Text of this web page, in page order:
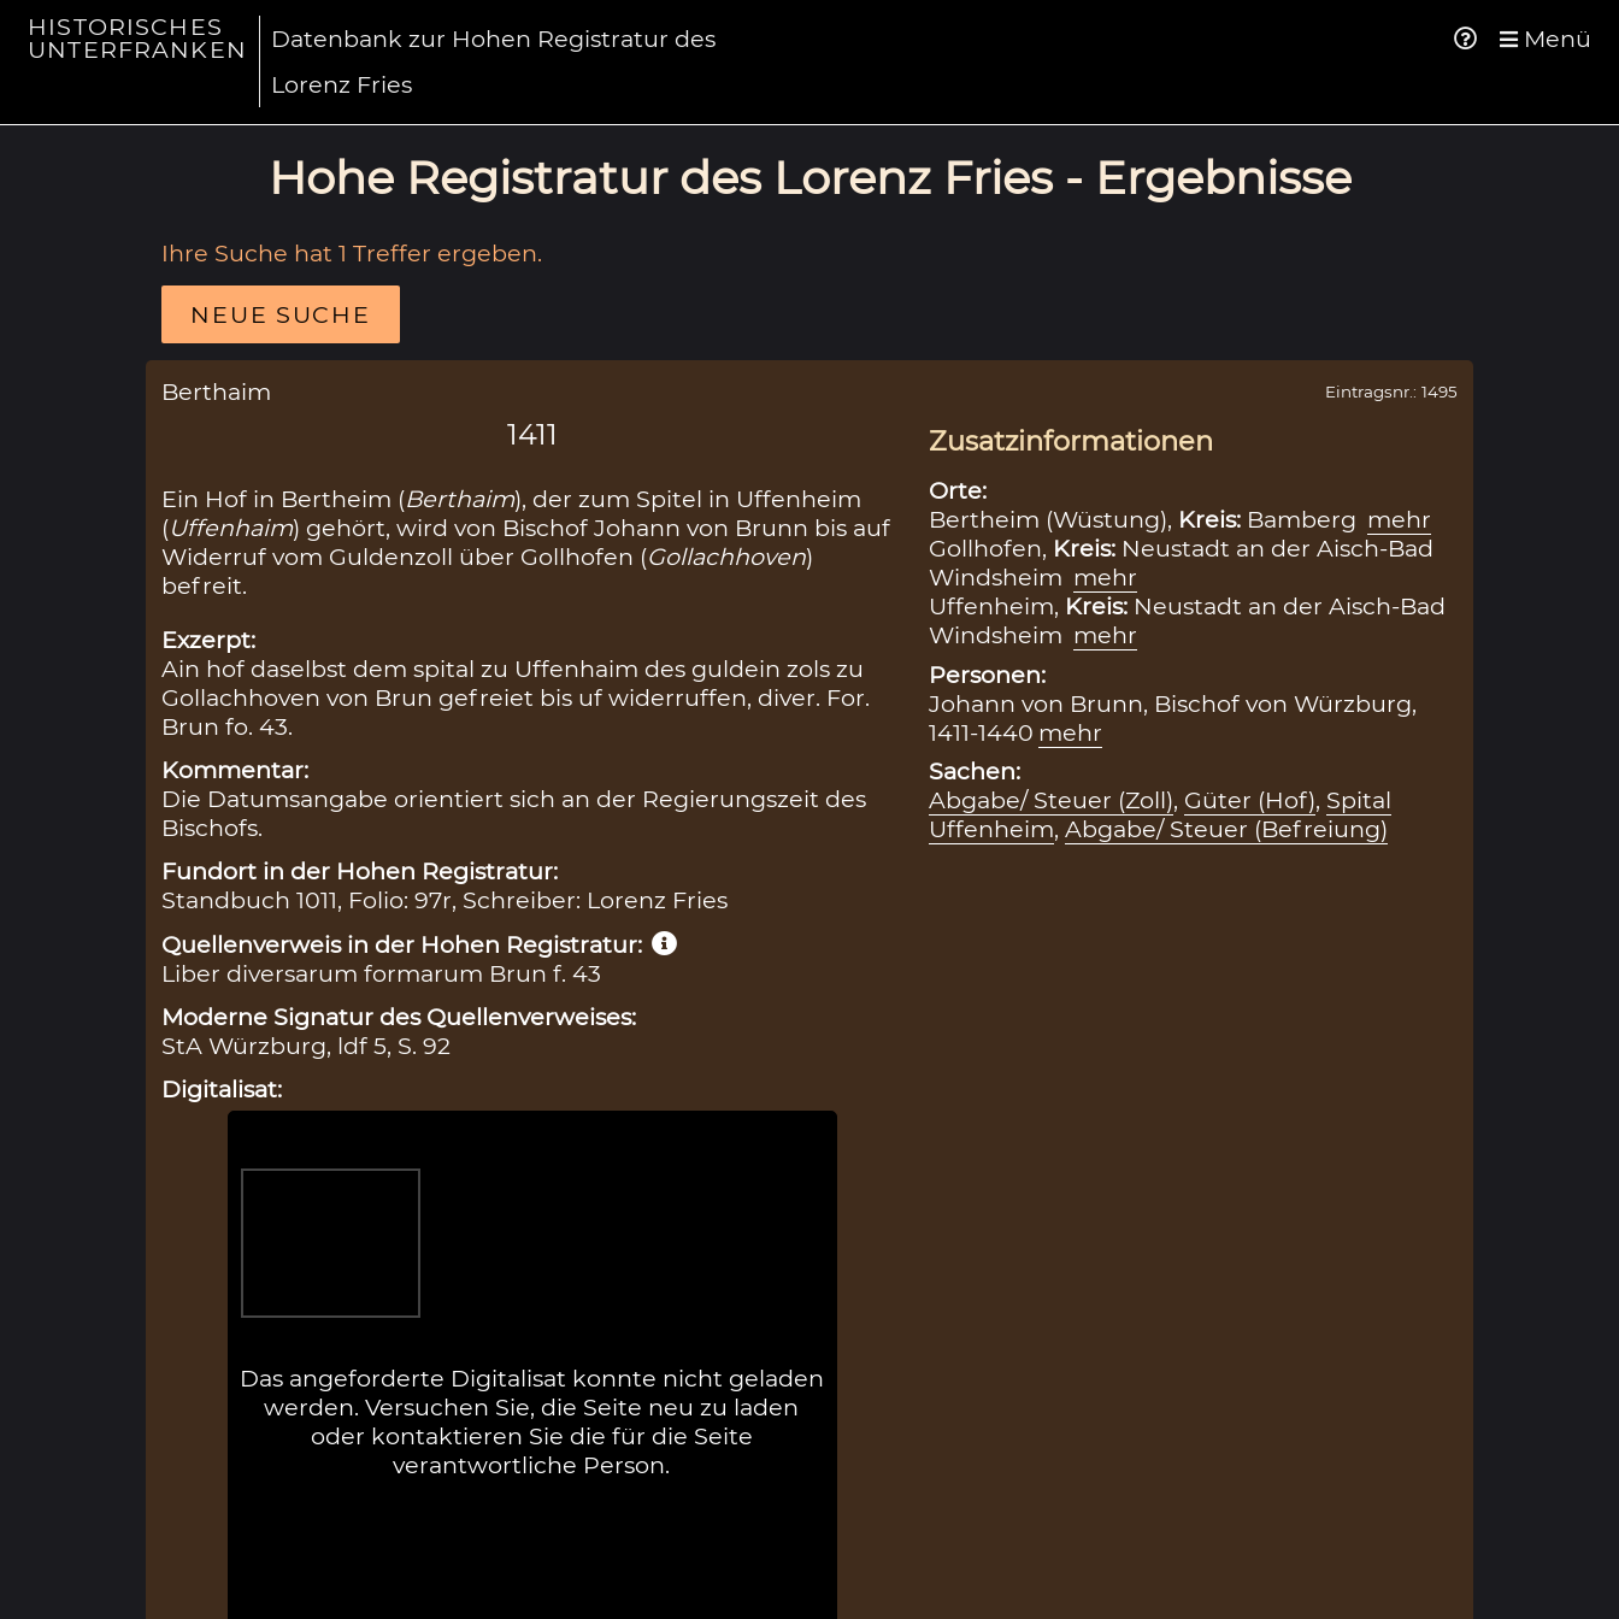
HISTORISCHES
UNTERFRANKEN
Datenbank zur Hohen Registratur des
Lorenz Fries
Menü
Hohe Registratur des Lorenz Fries - Ergebnisse
Ihre Suche hat 1 Treffer ergeben.
NEUE SUCHE
Berthaim
1411
Ein Hof in Bertheim (Berthaim), der zum Spitel in Uffenheim
(Uffenhaim) gehört, wird von Bischof Johann von Brunn bis auf
Widerruf vom Guldenzoll über Gollhofen (Gollachhoven)
befreit.
Exzerpt:
Ain hof daselbst dem spital zu Uffenhaim des guldein zols zu
Gollachhoven von Brun gefreiet bis uf widerruffen, diver. For.
Brun fo. 43.
Kommentar:
Die Datumsangabe orientiert sich an der Regierungszeit des
Bischofs.
Fundort in der Hohen Registratur:
Standbuch 1011, Folio: 97r, Schreiber: Lorenz Fries
Quellenverweis in der Hohen Registratur:
Liber diversarum formarum Brun f. 43
Moderne Signatur des Quellenverweises:
StA Würzburg, ldf 5, S. 92
Digitalisat:
Das angeforderte Digitalisat konnte nicht geladen
werden. Versuchen Sie, die Seite neu zu laden
oder kontaktieren Sie die für die Seite
verantwortliche Person.
Eintragsnr.: 1495
Zusatzinformationen
Orte:
Bertheim (Wüstung), Kreis: Bamberg mehr
Gollhofen, Kreis: Neustadt an der Aisch-Bad
Windsheim mehr
Uffenheim, Kreis: Neustadt an der Aisch-Bad
Windsheim mehr
Personen:
Johann von Brunn, Bischof von Würzburg,
1411-1440 mehr
Sachen:
Abgabe/ Steuer (Zoll), Güter (Hof), Spital
Uffenheim, Abgabe/ Steuer (Befreiung)